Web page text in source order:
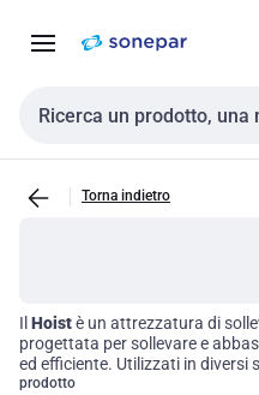
navigazione alla
Cerca input
Torna indietro
Il Hoistè un attrezzatura di
progettata per sollevare e
ed efficiente. Utilizzati in diversi
materiali, l'edilizia e le
prodotto